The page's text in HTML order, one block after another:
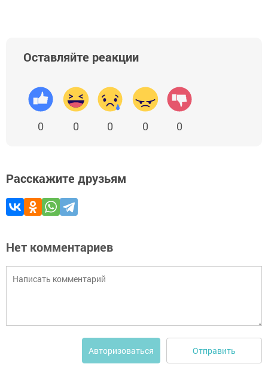
Оставляйте реакции
0 0 0 0 0
Расскажите друзьям
Нет комментариев
Авторизоваться Отправить